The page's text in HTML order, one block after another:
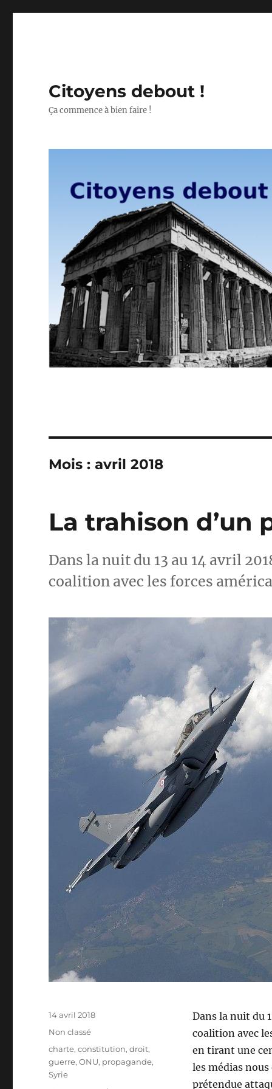
Citoyens debout !
Ça commence à bien faire !
Mois :avril 2018
La trahison d’un
Dans la nuit du 13 au 14 avril
coalition avec les forces
Dans la nuit du
coalition avec
en tirant une
les médias
prétendue
Publié
14 avril 2018
Catégories
Non classé
Étiquettes
charte,constitution,droit,
guerre,ONU, propagande,
Syrie